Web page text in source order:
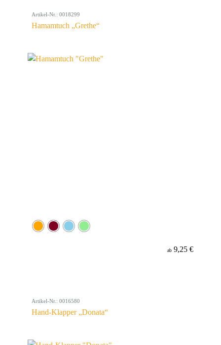
Artikel-Nr.: 0018299
Hamamtuch „Grethe“
ab 9,25 €
Artikel-Nr.: 0016580
Hand-Klapper „Donata“